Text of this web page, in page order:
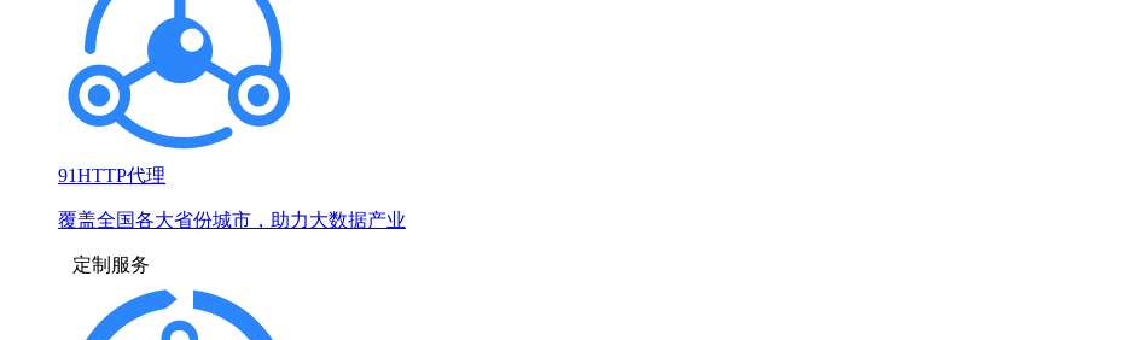
91HTTP代理
覆盖全国各大省份城市，助力大数据产业
定制服务